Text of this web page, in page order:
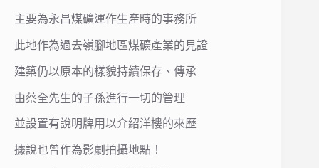
主要為永昌煤礦運作生產時的事務所
此地作為過去嶺腳地區煤礦產業的見證
建築仍以原本的樣貌持續保存、傳承
由蔡全先生的子孫進行一切的管理
並設置有說明牌用以介紹洋樓的來歷
據說也曾作為影劇拍攝地點！